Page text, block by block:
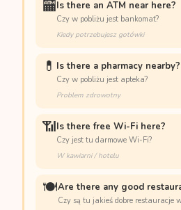
🏧Is there an ATM near here?
Czy w pobliżu jest bankomat?
Kiedy potrzebujesz gotówki
💊 Is there a pharmacy nearby?
Czy w pobliżu jest apteka?
Problem zdrowotny
📶Is there free Wi-Fi here?
Czy jest tu darmowe Wi-Fi?
W kawiarni / hotelu
🍽️Are there any good
Czy są tu jakieś dobre restauracje